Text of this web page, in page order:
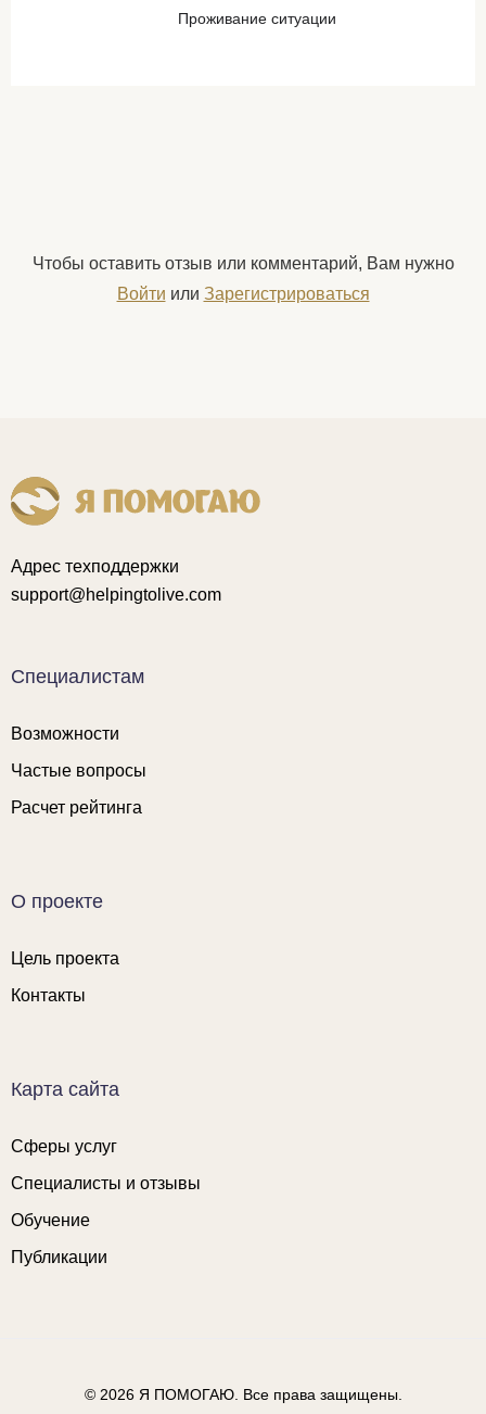
Проживание ситуации
Чтобы оставить отзыв или комментарий, Вам нужно
Войти или Зарегистрироваться
Адрес техподдержки
support@helpingtolive.com
Специалистам
Возможности
Частые вопросы
Расчет рейтинга
О проекте
Цель проекта
Контакты
Карта сайта
Сферы услуг
Специалисты и отзывы
Обучение
Публикации
© 2026 Я ПОМОГАЮ. Все права защищены.